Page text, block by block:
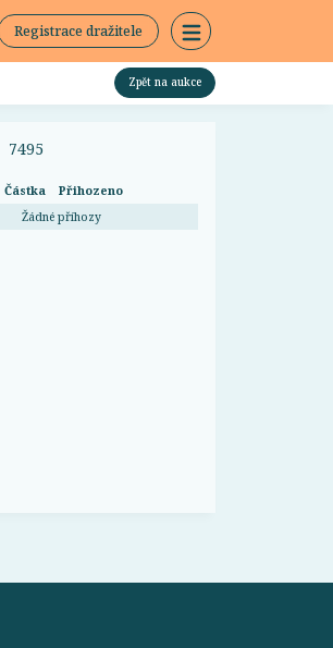
Registrace dražitele
Zpět na aukce
7495
Částka
Přihozeno
Žádné příhozy